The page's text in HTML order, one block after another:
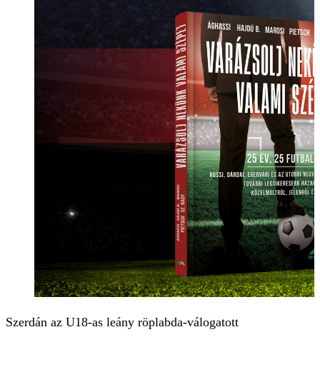
Szerdán az U18-as leány röplabda-válogatott